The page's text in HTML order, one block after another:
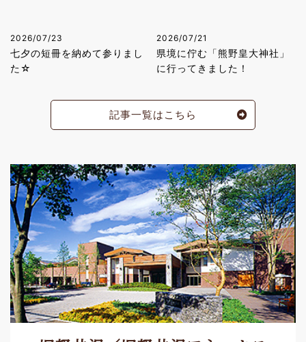
2026/07/23
七夕の短冊を納めて参りまし
た☆
2026/07/21
県境に佇む「熊野皇大神社」
に行ってきました！
記事一覧はこちら